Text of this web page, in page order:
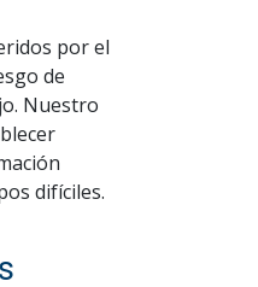
por el
de
Nuestro
difíciles.